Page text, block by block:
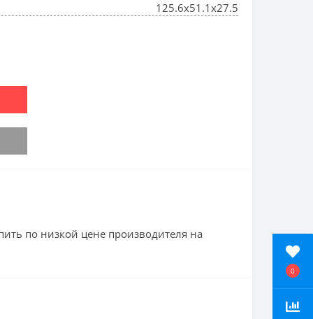
0
125.6x51.1x27.5
по низкой цене производителя на